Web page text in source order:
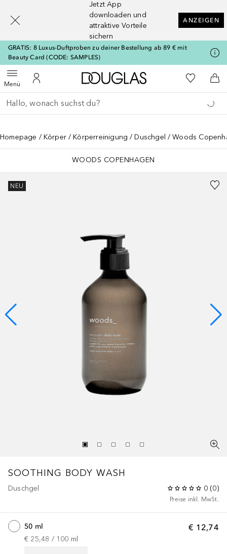
Jetzt App
downloaden und
attraktive Vorteile
sichern
ANZEIGEN
GRATIS: 8 Luxus-Duftproben zu deiner Bestellung ab 89 € mit
Beauty Card (CODE: SAMPLES)
MenüMenü öffnenZu Meinem Kundenkonto
Zur Douglas Startseite
Zu Meiner
Gehe zurück
Suche ausführen
Homepage Körper Körperreinigung Duschgel Woods
WOODS COPENHAGEN
NEU
SOOTHING BODY WASH
Duschgel 0 (0)
Preise inkl. MwSt.
€ 12,74
50 ml
€ 25,48 / 100 ml
[navigation.slideout.screenreader]